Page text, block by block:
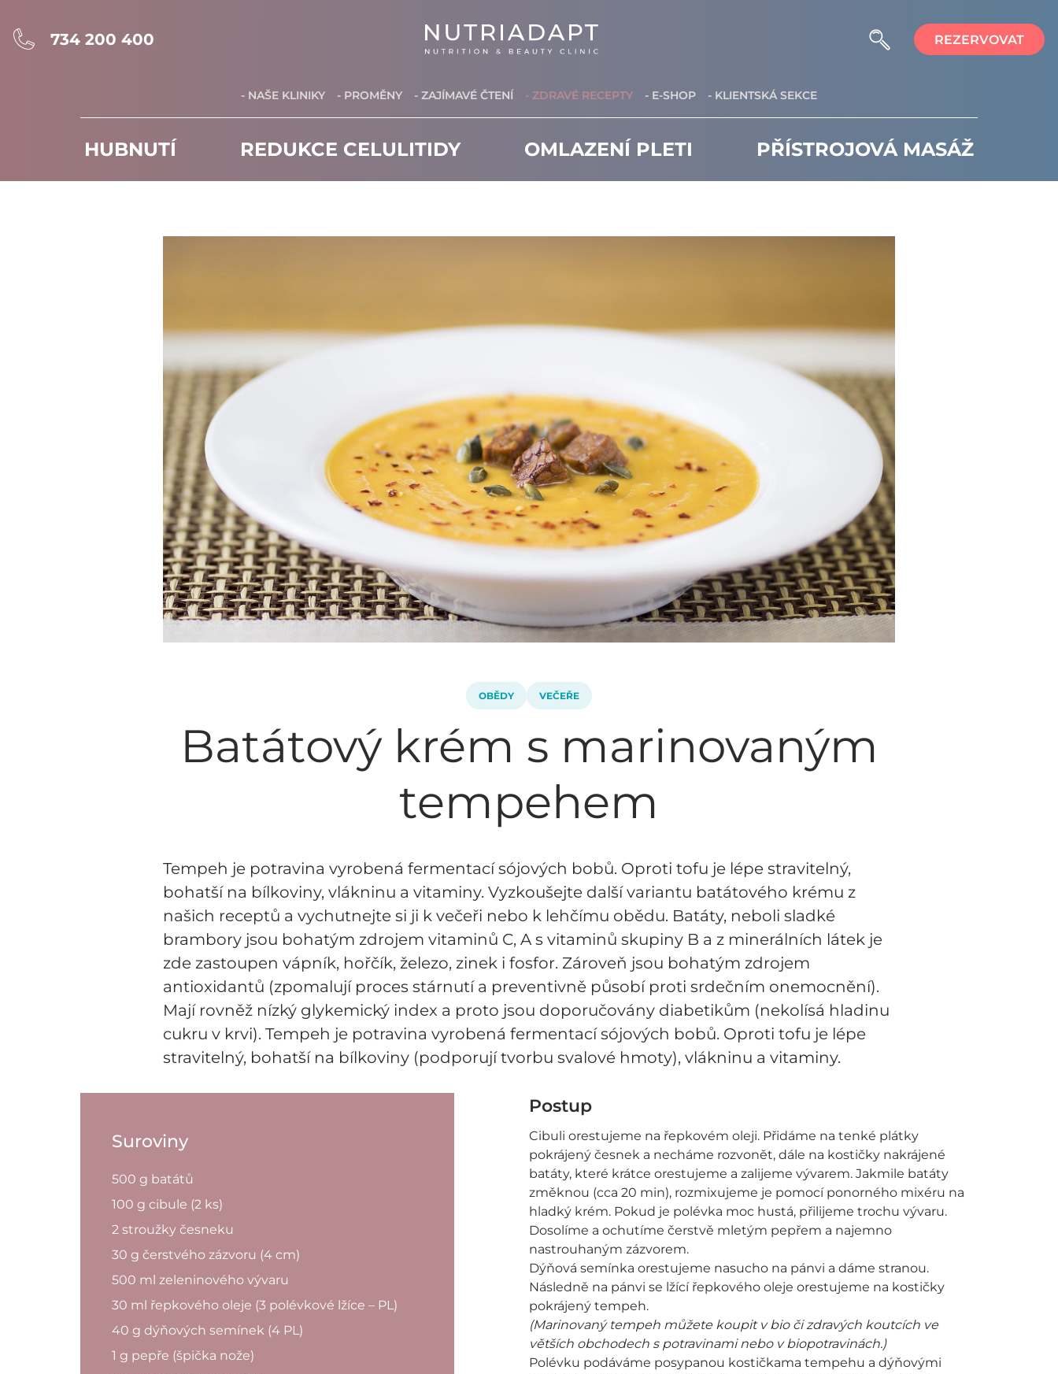
734 200 400 REZERVOVAT
- NAŠE KLINIKY - PROMĚNY - ZAJÍMAVÉ ČTENÍ - ZDRAVÉ RECEPTY - E-SHOP - KLIENTSKÁ SEKCE
HUBNUTÍ REDUKCE CELULITIDY OMLAZENÍ PLETI PŘÍSTROJOVÁ MASÁŽ
OBĚDY VEČEŘE
Batátový krém s marinovaným
tempehem
Tempeh je potravina vyrobená fermentací sójových bobů. Oproti tofu je lépe stravitelný,
bohatší na bílkoviny, vlákninu a vitaminy. Vyzkoušejte další variantu batátového krému z
našich receptů a vychutnejte si ji k večeři nebo k lehčímu obědu. Batáty, neboli sladké
brambory jsou bohatým zdrojem vitaminů C, A s vitaminů skupiny B a z minerálních látek je
zde zastoupen vápník, hořčík, železo, zinek i fosfor. Zároveň jsou bohatým zdrojem
antioxidantů (zpomalují proces stárnutí a preventivně působí proti srdečním onemocnění).
Mají rovněž nízký glykemický index a proto jsou doporučovány diabetikům (nekolísá hladinu
cukru v krvi). Tempeh je potravina vyrobená fermentací sójových bobů. Oproti tofu je lépe
stravitelný, bohatší na bílkoviny (podporují tvorbu svalové hmoty), vlákninu a vitaminy.
Suroviny
500 g batátů
100 g cibule (2 ks)
2 stroužky česneku
30 g čerstvého zázvoru (4 cm)
500 ml zeleninového vývaru
30 ml řepkového oleje (3 polévkové lžíce – PL)
40 g dýňových semínek (4 PL)
1 g pepře (špička nože)
Postup
Cibuli orestujeme na řepkovém oleji. Přidáme na tenké plátky
pokrájený česnek a necháme rozvonět, dále na kostičky nakrájené
batáty, které krátce orestujeme a zalijeme vývarem. Jakmile batáty
změknou (cca 20 min), rozmixujeme je pomocí ponorného mixéru na
hladký krém. Pokud je polévka moc hustá, přilijeme trochu vývaru.
Dosolíme a ochutíme čerstvě mletým pepřem a najemno
nastrouhaným zázvorem.
Dýňová semínka orestujeme nasucho na pánvi a dáme stranou.
Následně na pánvi se lžící řepkového oleje orestujeme na kostičky
pokrájený tempeh.
(Marinovaný tempeh můžete koupit v bio či zdravých koutcích ve
větších obchodech s potravinami nebo v biopotravinách.)
Polévku podáváme posypanou kostičkama tempehu a dýňovými